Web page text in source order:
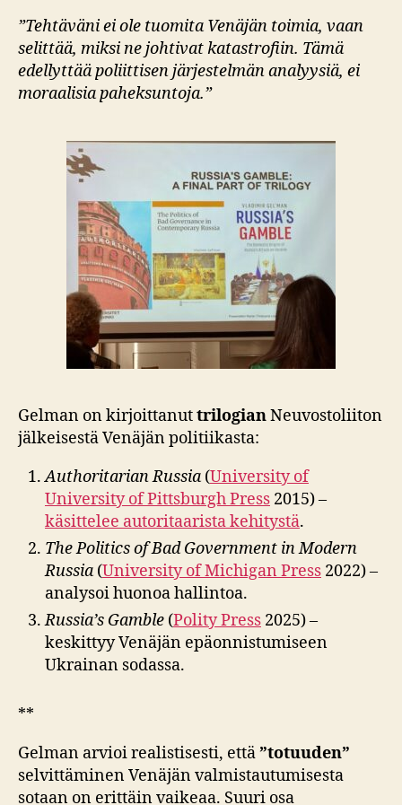
”Tehtäväni ei ole tuomita Venäjän toimia, vaan
selittää, miksi ne johtivat katastrofiin. Tämä
edellyttää poliittisen järjestelmän analyysiä, ei
moraalisia paheksuntoja.”
Gelman on kirjoittanuttrilogianNeuvostoliiton
jälkeisestä Venäjän politiikasta:
Authoritarian Russia (University of
University of Pittsburgh Press 2015) –
käsittelee autoritaarista kehitystä.
The Politics of Bad Government in Modern
Russia (University of Michigan Press 2022) –
analysoi huonoa hallintoa.
Russia’s Gamble (Polity Press 2025) –
keskittyy Venäjän epäonnistumiseen
Ukrainan sodassa.
**
Gelman arvioi realistisesti, että”totuuden”
selvittäminen Venäjän valmistautumisesta
sotaan on erittäin vaikeaa. Suuri osa